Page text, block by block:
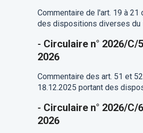
Commentaire de l'art. 19 à 21
des dispositions diverses du
- Circulaire n° 2026/C/
2026
Commentaire des art. 51 et
18.12.2025 portant des
- Circulaire n° 2026/C/
2026